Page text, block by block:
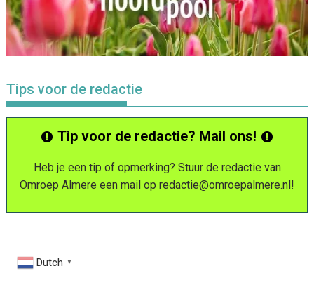
Tips voor de redactie
Tip voor de redactie? Mail ons!
Heb je een tip of opmerking? Stuur de redactie van
Omroep Almere een mail op redactie@omroepalmere.nl!
Dutch ▼